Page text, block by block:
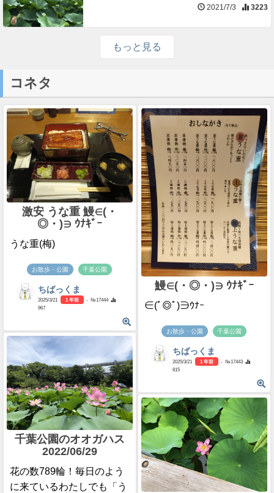
2021/7/3 3223
もっと見る
コネタ
激安 うな重 鰻∈(・
◎・)∋ ｳﾅｷﾞｰ
うな重(梅)
お散歩・公園 千葉公園
ちばっくま
2025/3/21 1 年前
- №17444
967
鰻∈(・◎・)∋ ｳﾅｷﾞｰ
∈(ﾟ◎ﾟ)∋ｳﾅｰ
お散歩・公園 千葉公園
ちばっくま
2025/3/21 1 年前
- №17443
815
千葉公園のオオガハス
2022/06/29
花の数789輪！毎日のよう
に来ているわたしでも「う